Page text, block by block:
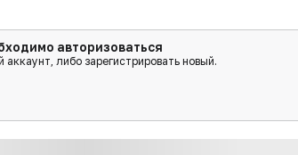
авторизоваться
либо зарегистрировать новый.